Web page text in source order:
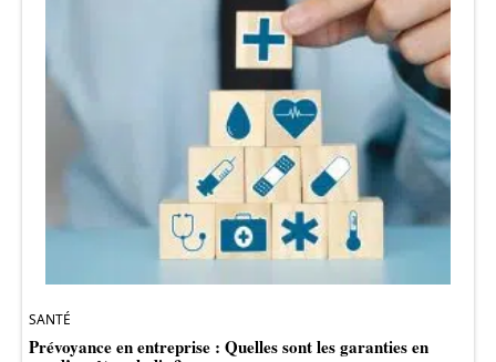
SANTÉ
Prévoyance en entreprise : Quelles sont les garanties en